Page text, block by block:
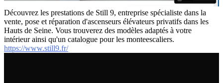
Découvrez les prestations de Still 9, entreprise spécialiste dans la
vente, pose et réparation d'ascenseurs élévateurs privatifs dans les
Hauts de Seine. Vous trouverez des modèles adaptés à votre
intérieur ainsi qu'un catalogue pour les monteescaliers.
https://www.still9.fr/